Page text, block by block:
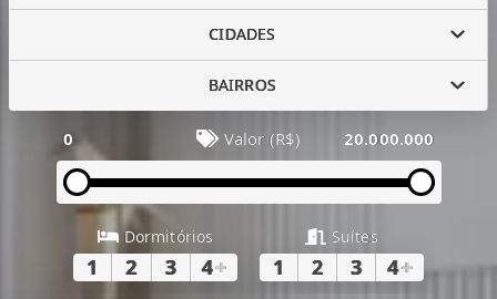
CIDADES
BAIRROS
0 Valor (R$) 20.000.000
Dormitórios
1 2 3 4+
Suítes
1 2 3 4+